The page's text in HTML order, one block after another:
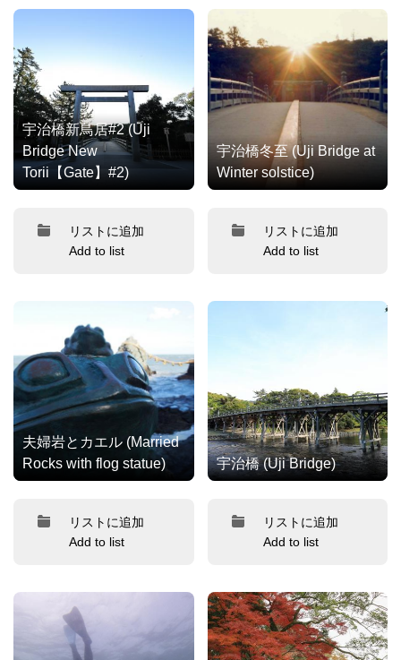
宇治橋新鳥居#2 (Uji
Bridge New
Torii【Gate】#2)
リストに追加
Add to list
宇治橋冬至 (Uji Bridge at
Winter solstice)
リストに追加
Add to list
夫婦岩とカエル (Married
Rocks with flog statue)
リストに追加
Add to list
宇治橋 (Uji Bridge)
リストに追加
Add to list